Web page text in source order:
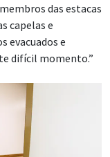
das estacas
capelas e
evacuados e
difícil momento.”